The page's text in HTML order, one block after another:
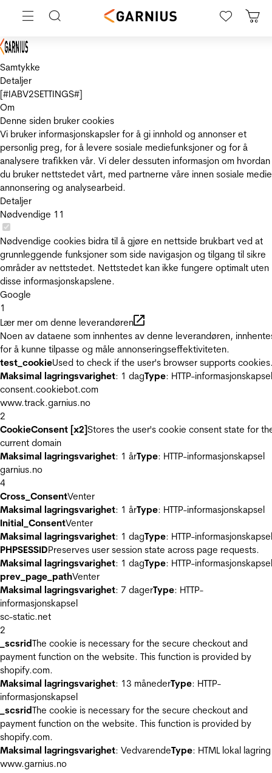
Samtykke
Detaljer
[#IABV2SETTINGS#]
Om
Denne siden bruker cookies
Vi bruker informasjonskapsler for å gi innhold og annonser et
personlig preg, for å levere sosiale mediefunksjoner og for å
analysere trafikken vår. Vi deler dessuten informasjon om hvordan
du bruker nettstedet vårt, med partnerne våre innen sosiale
annonsering og analysearbeid.
Detaljer
Nødvendige 11
Nødvendige cookies bidra til å gjøre en nettside brukbart ved at
grunnleggende funksjoner som side navigasjon og tilgang til sikre
områder av nettstedet. Nettstedet kan ikke fungere optimalt uten
disse informasjonskapslene.
Google
1
Lær mer om denne leverandøren
Noen av dataene som innhentes av denne leverandøren,
for å kunne tilpasse og måle annonseringseffektiviteten.
test_cookieUsed to check if the user's browser supports
Maksimal lagringsvarighet: 1 dagType: HTTP-informasjonskapsel
consent.cookiebot.com
www.track.garnius.no
2
CookieConsent [x2]Stores the user's cookie consent state for
current domain
Maksimal lagringsvarighet: 1 årType: HTTP-informasjonskapsel
garnius.no
4
Cross_ConsentVenter
Maksimal lagringsvarighet: 1 årType: HTTP-informasjonskapsel
Initial_ConsentVenter
Maksimal lagringsvarighet: 1 dagType: HTTP-informasjonskapsel
PHPSESSIDPreserves user session state across page requests.
Maksimal lagringsvarighet: 1 dagType: HTTP-informasjonskapsel
prev_page_pathVenter
Maksimal lagringsvarighet: 7 dagerType: HTTP-
informasjonskapsel
sc-static.net
2
_scsridThe cookie is necessary for the secure checkout and
payment function on the website. This function is provided by
shopify.com.
Maksimal lagringsvarighet: 13 månederType: HTTP-
informasjonskapsel
_scsridThe cookie is necessary for the secure checkout and
payment function on the website. This function is provided by
shopify.com.
Maksimal lagringsvarighet: VedvarendeType: HTML lokal lagring
www.garnius.no